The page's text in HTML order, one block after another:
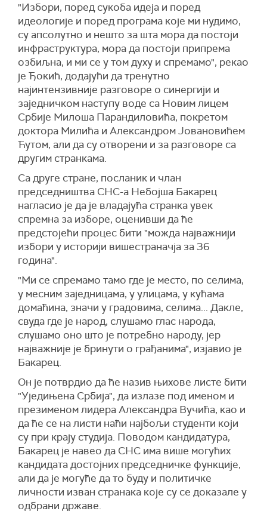
"Избори, поред сукоба идеја и поред
идеологије и поред програма које ми нудимо,
су апсолутно и нешто за шта мора да постоји
инфраструктура, мора да постоји припрема
озбиљна, и ми се у том духу и спремамо", рекао
је Ђокић, додајући да тренутно
најинтензивније разговоре о синергији и
заједничком наступу воде са Новим лицем
Србије Милоша Парандиловића, покретом
доктора Милића и Александром Јовановићем
Ћутом, али да су отворени и за разговоре са
другим странкама.
Са друге стране, посланик и члан
председништва СНС-а Небојша Бакарец
нагласио је да је владајућа странка увек
спремна за изборе, оценивши да ће
предстојећи процес бити "можда најважнији
избори у историји вишестраначја за 36
година".
"Ми се спремамо тамо где је место, по селима,
у месним заједницама, у улицама, у кућама
домаћина, значи у градовима, селима... Дакле,
свуда где је народ, слушамо глас народа,
слушамо оно што је потребно народу, јер
најважније је бринути о грађанима", изјавио је
Бакарец.
Он је потврдио да ће назив њихове листе бити
"Уједињена Србија", да излазе под именом и
презименом лидера Александра Вучића, као и
да ће се на листи наћи најбољи студенти који
су при крају студија. Поводом кандидатура,
Бакарец је навео да СНС има више могућих
кандидата достојних председничке функције,
али да је могуће да то буду и политичке
личности изван странака које су се доказале у
одбрани државе.